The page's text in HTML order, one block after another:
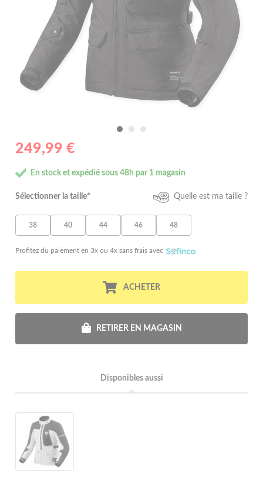
249,99 €
En stock et expédié sous 48h par 1 magasin
Sélectionner la taille* Quelle est ma taille ?
38 40 44 46 48
Profitez du paiement en 3x ou 4x sans frais avec
ACHETER
RETIRER EN MAGASIN
Disponibles aussi